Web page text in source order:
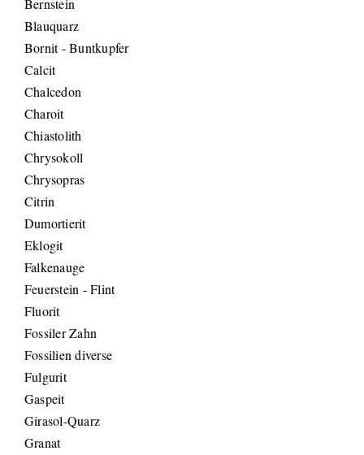
Bernstein
Blauquarz
Bornit - Buntkupfer
Calcit
Chalcedon
Charoit
Chiastolith
Chrysokoll
Chrysopras
Citrin
Dumortierit
Eklogit
Falkenauge
Feuerstein - Flint
Fluorit
Fossiler Zahn
Fossilien diverse
Fulgurit
Gaspeit
Girasol-Quarz
Granat